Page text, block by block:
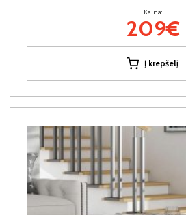
Kaina:
209€
Į krepšelį